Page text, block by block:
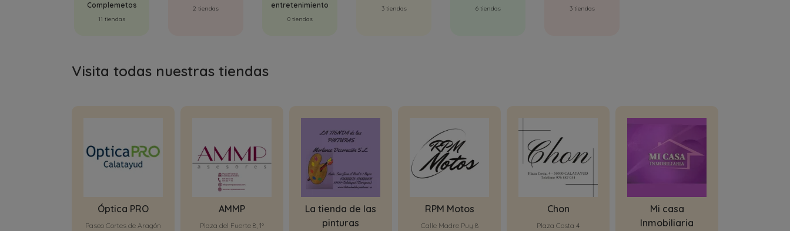
Complemetos
11 tiendas
2 tiendas
entretenimiento
0 tiendas
3 tiendas 6 tiendas 3 tiendas
Visita todas nuestras tiendas
Óptica PRO
Paseo Cortes de Aragón
AMMP
Plaza del Fuerte 8, 1º
La tienda de las
pinturas
RPM Motos
Calle Madre Puy 8
Chon
Plaza Costa 4
Mi casa
Inmobiliaria